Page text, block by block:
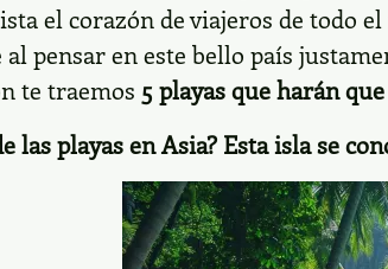
el corazón de viajeros de todo
pensar en este bello país
te traemos 5 playas que harán
las playas en Asia? Esta isla se